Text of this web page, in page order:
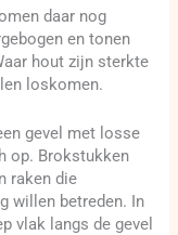
daar nog
en tonen
hout zijn sterkte
loskomen.
gevel met losse
op. Brokstukken
raken die
willen betreden. In
vlak langs de gevel